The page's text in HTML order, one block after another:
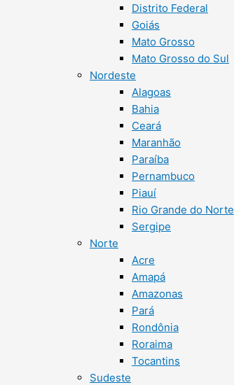
Distrito Federal
Goiás
Mato Grosso
Mato Grosso do Sul
Nordeste
Alagoas
Bahia
Ceará
Maranhão
Paraíba
Pernambuco
Piauí
Rio Grande do Norte
Sergipe
Norte
Acre
Amapá
Amazonas
Pará
Rondônia
Roraima
Tocantins
Sudeste